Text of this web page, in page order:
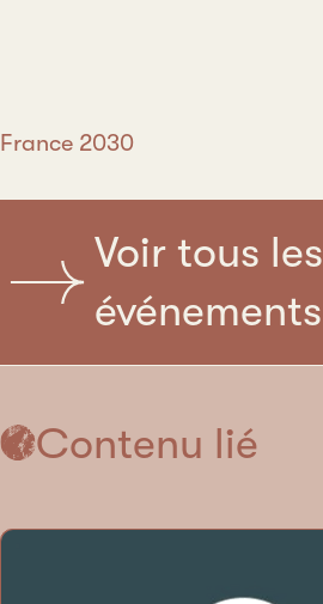
France 2030
Voir tous les
événements
Contenu lié